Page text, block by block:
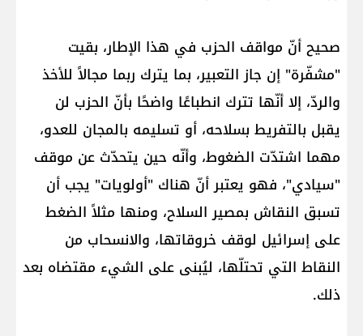
صحيح أنّ مواقف الحزب في هذا الإطار، بقيت
"مشفّرة" إن جاز التعبير، بما يترك ربما مجالاً للأخذ
والردّ، إلا أنّها تترك انطباعًا واضحًا بأنّ الحزب لن
يقبل بالتفريط بسلاحه، أو تسليمه بالمجان للعدو،
مهما اشتدّت الضغوط، وأنّه حين يتحدّث عن موقف
"سيادي"، فهو يعتبر أنّ هناك "أولويات" يجب أن
تسبق النقاش بمصير السلاح، ومنها مثلاً الضغط
على إسرائيل لوقف خروقاتها، والانسحاب من
النقاط التي تحتلّها، ليُبنى على الشيء مقتضاه بعد
ذلك.